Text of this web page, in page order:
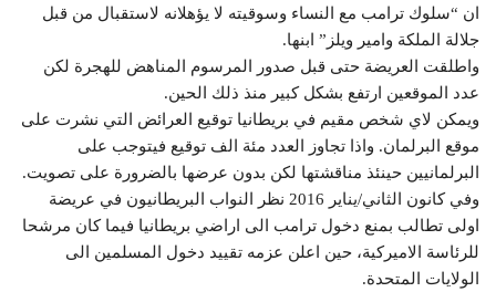
ان “سلوك ترامب مع النساء وسوقيته لا يؤهلانه لاستقبال من قبل
جلالة الملكة وامير ويلز” ابنها.
واطلقت العريضة حتى قبل صدور المرسوم المناهض للهجرة لكن
عدد الموقعين ارتفع بشكل كبير منذ ذلك الحين.
ويمكن لاي شخص مقيم في بريطانيا توقيع العرائض التي نشرت على
موقع البرلمان. واذا تجاوز العدد مئة الف توقيع فيتوجب على
البرلمانيين حينئذ مناقشتها لكن بدون عرضها بالضرورة على تصويت.
وفي كانون الثاني/يناير 2016 نظر النواب البريطانيون في عريضة
اولى تطالب بمنع دخول ترامب الى اراضي بريطانيا فيما كان مرشحا
للرئاسة الاميركية، حين اعلن عزمه تقييد دخول المسلمين الى
الولايات المتحدة.